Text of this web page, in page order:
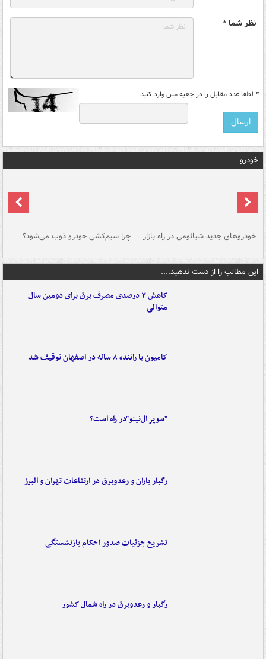
نظر شما *
* لطفا عدد مقابل را در جعبه متن وارد کنید
خودرو
خودروهای جدید شیائومی در راه بازار چرا سیم‌کشی خودرو ذوب می‌شود؟
این مطالب را از دست ندهید....
کاهش ۳ درصدی مصرف برق برای دومین سال
متوالی
کامیون با راننده ۸ ساله در اصفهان توقیف شد
"سوپر ال‌نینو"در راه است؟
رگبار باران و رعدوبرق در ارتفاعات تهران و البرز
تشریح جزئیات صدور احکام بازنشستگی
رگبار و رعدوبرق در راه شمال کشور